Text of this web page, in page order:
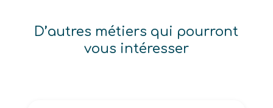
D’autres métiers qui pourront
vous intéresser